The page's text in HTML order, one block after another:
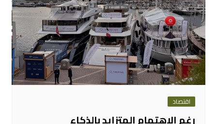
اقتصاد
رغم الاهتمام المتزايد بالذكاء